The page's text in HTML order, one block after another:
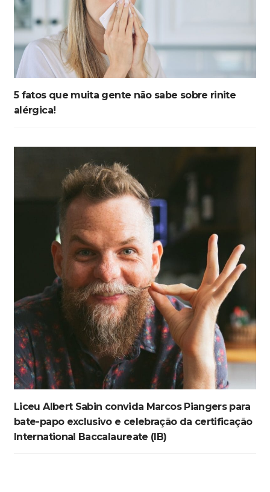
5 fatos que muita gente não sabe sobre rinite
alérgica!
Liceu Albert Sabin convida Marcos Piangers para
bate-papo exclusivo e celebração da certificação
International Baccalaureate (IB)